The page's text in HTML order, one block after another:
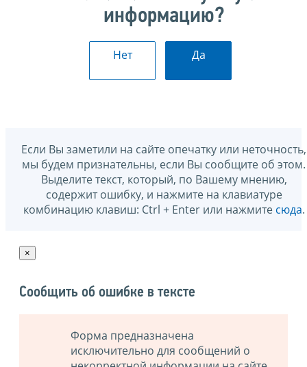
информацию?
Нет Да
Если Вы заметили на сайте опечатку или неточность,
мы будем признательны, если Вы сообщите об этом.
Выделите текст, который, по Вашему мнению,
содержит ошибку, и нажмите на клавиатуре
комбинацию клавиш: Ctrl + Enter или нажмите сюда.
×
Сообщить об ошибке в тексте
Форма предназначена
исключительно для сообщений о